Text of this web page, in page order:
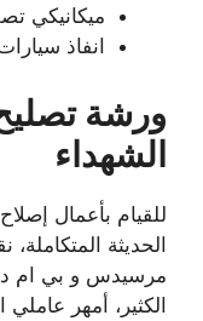
ميكانيكي
انفاذ
ورشة
الشهداء
للقيام بأعمال
الحديثة
مرسيدس و بي ام
الكثير، أمهر